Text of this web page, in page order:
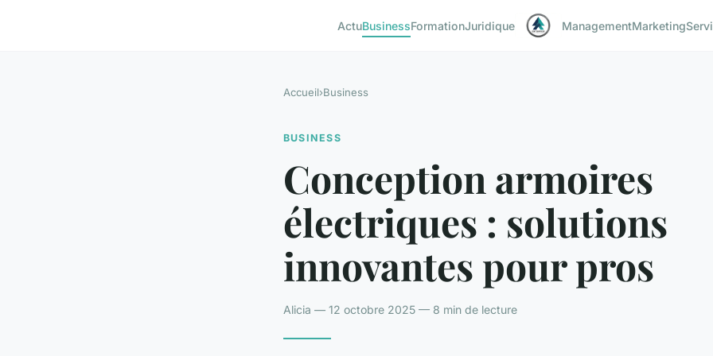
ActuBusinessFormationJuridique ManagementMarketing
Accueil›Business
BUSINESS
Conception armoires
électriques : solutions
innovantes pour pros
Alicia — 12 octobre 2025 — 8 min de lecture